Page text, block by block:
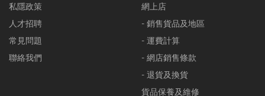
私隱政策
人才招聘
常見問題
聯絡我們
網上店
- 銷售貨品及地區
- 運費計算
- 網店銷售條款
- 退貨及換貨
貨品保養及維修